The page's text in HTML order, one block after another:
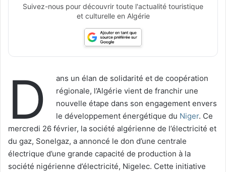
Suivez-nous pour découvrir toute l'actualité touristique
et culturelle en Algérie
D
ans un élan de solidarité et de coopération
régionale, l’Algérie vient de franchir une
nouvelle étape dans son engagement envers
le développement énergétique du Niger. Ce
mercredi 26 février, la société algérienne de l’électricité et
du gaz, Sonelgaz, a annoncé le don d’une centrale
électrique d’une grande capacité de production à la
société nigérienne d’électricité, Nigelec. Cette initiative